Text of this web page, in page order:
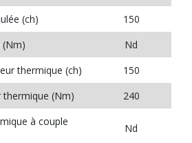
(ch)
150
(Nm)
Nd
thermique (ch)
150
(Nm)
240
à couple
Nd